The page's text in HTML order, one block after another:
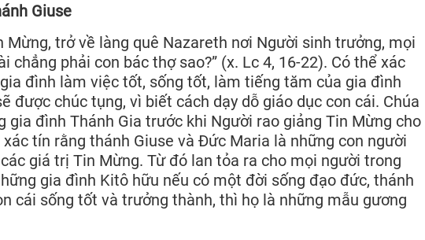
Giuse
Mừng, trở về làng quê Nazareth nơi Người sinh trưởng, mọi
chẳng phải con bác thợ sao?” (x. Lc 4, 16-22). Có thể xác
đình làm việc tốt, sống tốt, làm tiếng tăm của gia đình
được chúc tụng, vì biết cách dạy dỗ giáo dục con cái. Chúa
gia đình Thánh Gia trước khi Người rao giảng Tin Mừng cho
tín rằng thánh Giuse và Đức Maria là những con người
giá trị Tin Mừng. Từ đó lan tỏa ra cho mọi người trong
gia đình Kitô hữu nếu có một đời sống đạo đức, thánh
cái sống tốt và trưởng thành, thì họ là những mẫu gương